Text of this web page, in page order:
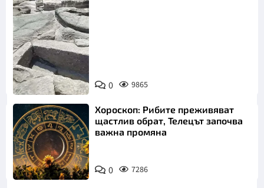
Снимка:
Bulgaria ON
AIR
0 9865
Хороскоп: Рибите преживяват
щастлив обрат, Телецът започва
важна промяна
0 7286